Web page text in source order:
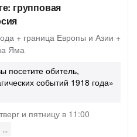
групповая
+ граница Европы и Азии +
Яма
посетите обитель,
событий 1918 года»
и пятницу в 11:00